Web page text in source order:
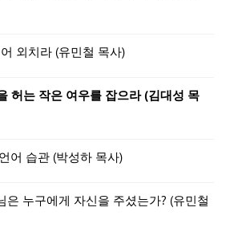
외치라 (유민철 목사)
허는 작은 여우를 잡으라 (김대성 목
어 습관 (박성하 목사)
은 누구에게 자신을 주셨는가? (유민철